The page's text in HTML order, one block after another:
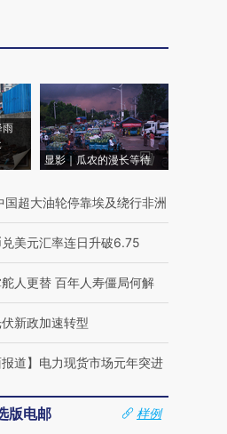
雨
显影｜瓜农的漫长等待
国超大油轮停靠埃及绕行非洲
美元汇率连日升破6.75
人更替 百年人寿僵局何解
新政加速转型
报道】电力现货市场元年突进
版电邮
样例